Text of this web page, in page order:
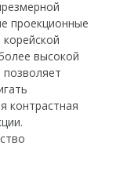
проекционные
высокой
контрастная